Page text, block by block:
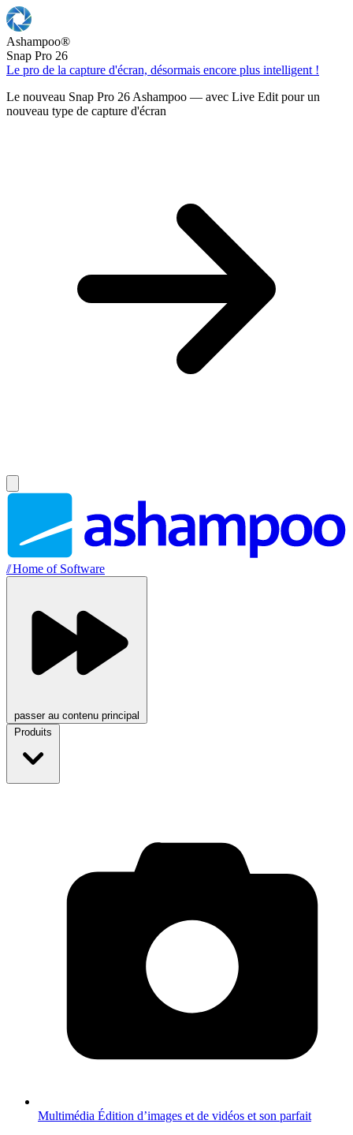
Ashampoo®
Snap Pro 26
Le pro de la capture d'écran, désormais encore plus intelligent !
Le nouveau Snap Pro 26 Ashampoo — avec Live Edit pour un
nouveau type de capture d'écran
//Home of Software
passer au contenu principal
Produits
Multimédia Édition d’images et de vidéos et son parfait